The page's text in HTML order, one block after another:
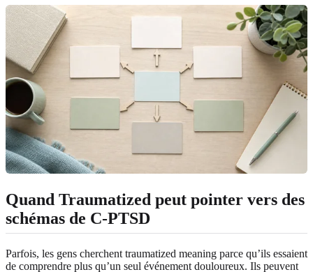
Quand Traumatized peut pointer vers des
schémas de C-PTSD
Parfois, les gens cherchent traumatized meaning parce qu’ils essaient
de comprendre plus qu’un seul événement douloureux. Ils peuvent